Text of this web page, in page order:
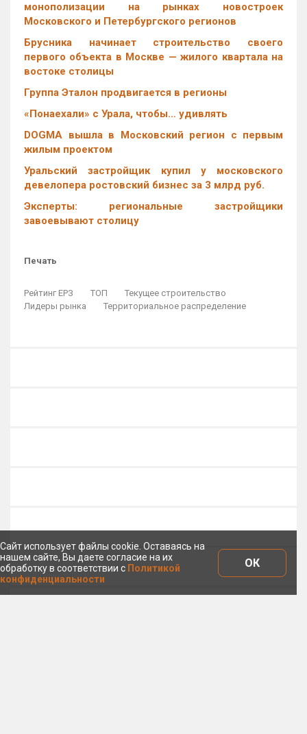
монополизации на рынках новостроек
Московского и Петербургского регионов
Брусника начинает строительство своего
первого объекта в Москве — жилого квартала на
востоке столицы
Группа Эталон продвигается в регионы
«Понаехали» с Урала, чтобы… удивлять
DOGMA вышла в Московский регион с первым
жилым проектом
Уральский застройщик купил у московского
девелопера ростовский бизнес за 3 млрд руб.
Эксперты: региональные застройщики
завоевывают столицу
Печать
Рейтинг ЕРЗ ТОП
Текущее строительство
Лидеры рынка
Территориальное распределение
Сайт использует файлы cookie. Оставаясь на
нашем сайте, Вы даете согласие на их
обработку в соответствии с Политикой
конфиденциальности
ОК